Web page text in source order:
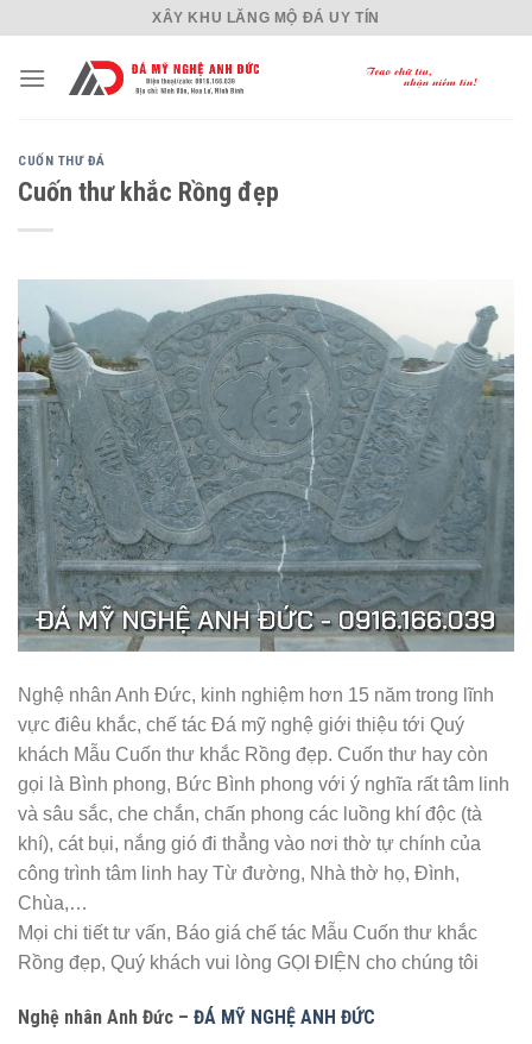
content
XÂY KHU LĂNG MỘ ĐÁ UY TÍN
CUỐN THƯ ĐÁ
Cuốn thư khắc Rồng đẹp
Nghệ nhân Anh Đức, kinh nghiệm hơn 15 năm trong lĩnh
vực điêu khắc, chế tác Đá mỹ nghệ giới thiệu tới Quý
khách Mẫu Cuốn thư khắc Rồng đẹp. Cuốn thư hay còn
gọi là Bình phong, Bức Bình phong với ý nghĩa rất tâm linh
và sâu sắc, che chắn, chấn phong các luồng khí độc (tà
khí), cát bụi, nắng gió đi thẳng vào nơi thờ tự chính của
công trình tâm linh hay Từ đường, Nhà thờ họ, Đình,
Chùa,…
Mọi chi tiết tư vấn, Báo giá chế tác Mẫu Cuốn thư khắc
Rồng đẹp, Quý khách vui lòng GỌI ĐIỆN cho chúng tôi
Nghệ nhân Anh Đức – ĐÁ MỸ NGHỆ ANH ĐỨC